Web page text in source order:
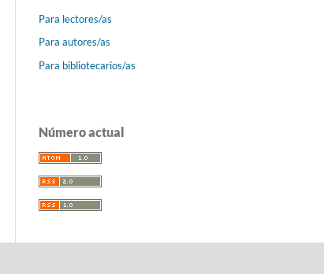
Para lectores/as
Para autores/as
Para bibliotecarios/as
Número actual